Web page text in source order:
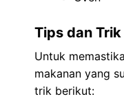
Tips dan Trik
Untuk
makanan yang
trik berikut: